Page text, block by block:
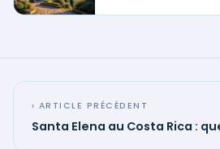
‹ ARTICLE PRÉCÉDENT
Santa Elena au Costa Rica :